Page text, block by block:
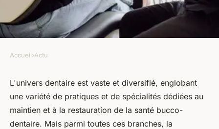
Quelle est la différence entre
denturologie et autres
spécialités dentaires ?
Accueil›Actu
L'univers dentaire est vaste et diversifié, englobant
une variété de pratiques et de spécialités dédiées au
maintien et à la restauration de la santé bucco-
dentaire. Mais parmi toutes ces branches, la